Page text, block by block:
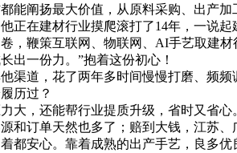
能阐扬最大价值，从原料采购、出产加
在建材行业摸爬滚打了14年，一说起
，鞭策互联网、物联网、AI手艺取建
出一份力。”抱着这份初心！
道，花了两年多时间慢慢打磨、频频
历过？
还能帮行业提质升级，省时又省心
订单天然也多了；赔到大钱，江苏
安心。靠着成熟的出产手艺，良多优